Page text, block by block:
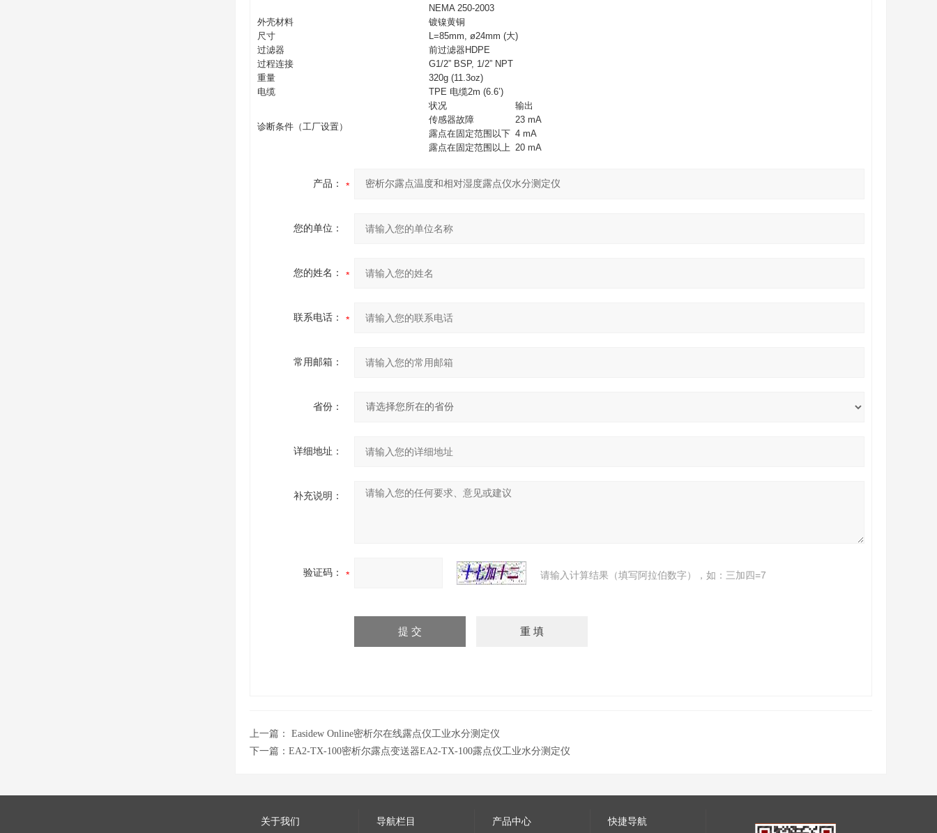
NEMA 250-2003
外壳材料
镀镍黄铜
尺寸
L=85mm, ø24mm (大)
过滤器
前过滤器HDPE
过程连接
G1/2” BSP, 1/2” NPT
重量
320g (11.3oz)
电缆
TPE 电缆2m (6.6’)
诊断条件（工厂设置）
状况
传感器故障
露点在固定范围以下
露点在固定范围以上
输出
23 mA
4 mA
20 mA
产品：
您的单位：
您的姓名：
联系电话：
常用邮箱：
省份：
详细地址：
补充说明：
验证码： 请输入计算结果（填写阿拉伯数字），如：三加四=7
上一篇： Easidew Online密析尔在线露点仪工业水分测定仪
下一篇： EA2-TX-100密析尔露点变送器EA2-TX-100露点仪工业水分测定仪
关于我们 导航栏目 产品中心 快捷导航